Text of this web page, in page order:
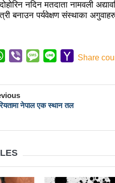
भरतपुरका १ सय २९ सुकुम्बासी
त्रिदेशीय विद्युत ब्यापार सम्झौता
इन्द्रेश्वर युवा समाजद्वारा
सकियो चितवन महोत्सव : ५ लाख
टोखामा कर्जा सदुपयोगिता
भोलि चितवनमा माओवादीको
ककनी २ मा खस्यो ६८
नदिन मतदाता नामवली
बनाउन पर्यवेक्षण संस्थाका
WhatsApp
Viber Message
Line
Yahoo
Share
नेपाल एक स्थान तल